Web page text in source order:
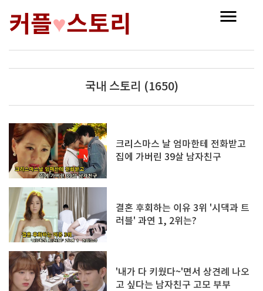
커플♥스토리
국내 스토리 (1650)
크리스마스 날 엄마한테 전화받고
집에 가버린 39살 남자친구
결혼 후회하는 이유 3위 '시댁과 트
러블' 과연 1, 2위는?
'내가 다 키웠다~'면서 상견례 나오
고 싶다는 남자친구 고모 부부